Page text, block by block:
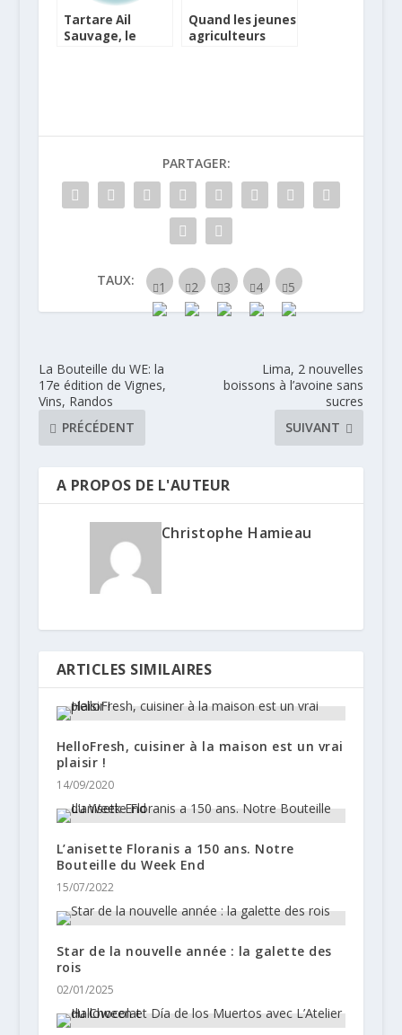
Tartare Ail
Sauvage, le
Quand les jeunes
agriculteurs
PARTAGER:
TAUX:
La Bouteille du WE: la
17e édition de Vignes,
Vins, Randos
PRÉCÉDENT
Lima, 2 nouvelles
boissons à l’avoine sans
sucres
SUIVANT
A PROPOS DE L'AUTEUR
Christophe Hamieau
ARTICLES SIMILAIRES
HelloFresh, cuisiner à la maison est un vrai
plaisir !
14/09/2020
L’anisette Floranis a 150 ans. Notre
Bouteille du Week End
15/07/2022
Star de la nouvelle année : la galette des
rois
02/01/2025